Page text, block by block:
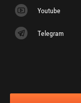
Youtube
Telegram